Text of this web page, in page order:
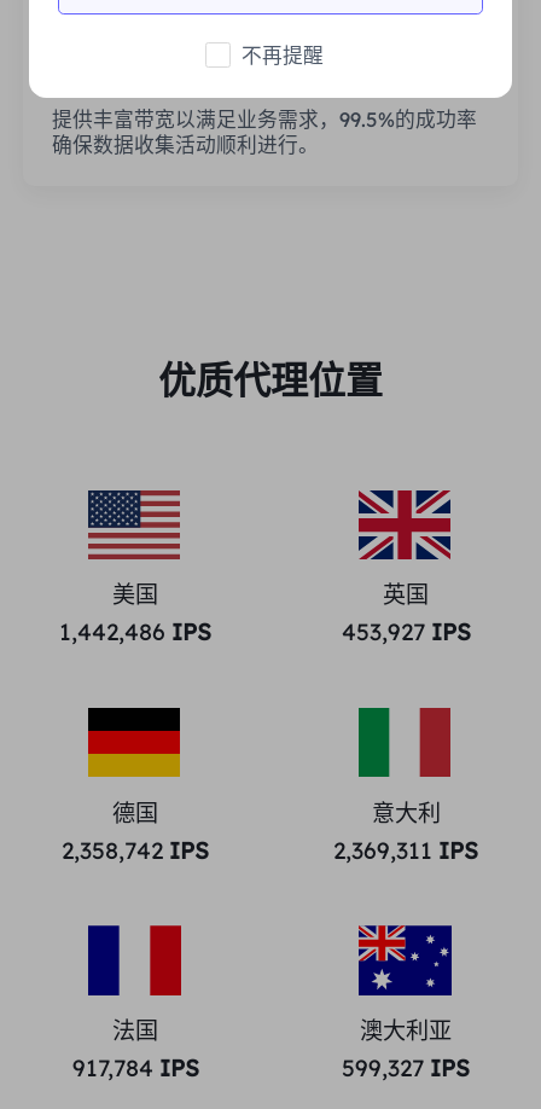
提供丰富带宽以满足业务需求，99.5%的成功率
确保数据收集活动顺利进行。
优质代理位置
美国
1,442,486 IPS
英国
453,927IPS
德国
2,358,742 IPS
意大利
2,369,311 IPS
法国
917,784 IPS
澳大利亚
599,327 IPS
不再提醒